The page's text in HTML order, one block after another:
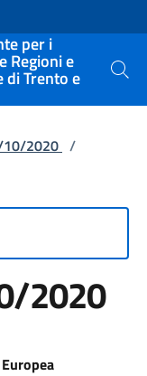
per i
Regioni e
di Trento e Cerca
10/2020 /
2020